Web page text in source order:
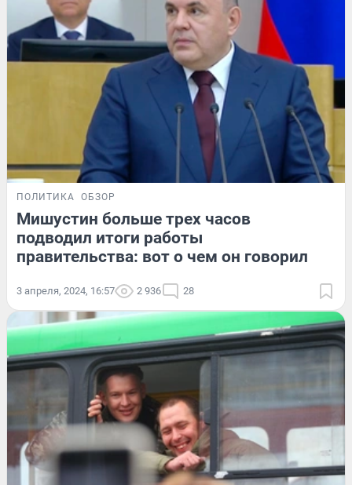
ПОЛИТИКА ОБЗОР
Мишустин больше трех часов
подводил итоги работы
правительства: вот о чем он говорил
3 апреля, 2024, 16:57 2 936 28